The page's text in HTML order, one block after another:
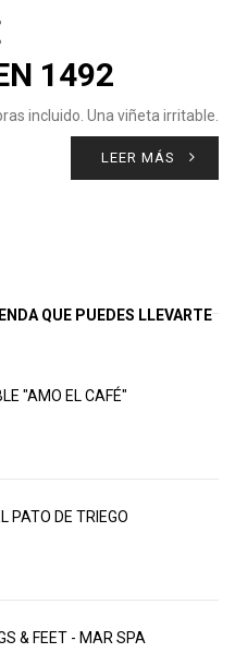
1492
incluido. Una viñeta irritable.
LEER MÁS
QUE PUEDES LLEVARTE
"AMO EL CAFÉ"
PATO DE TRIEGO
& FEET - MAR SPA